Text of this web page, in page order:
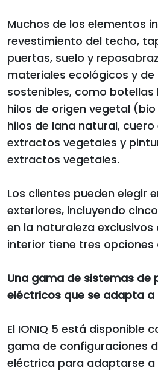
Muchos de los elementos
revestimiento del techo,
puertas, suelo y
materiales ecológicos y de
sostenibles, como botellas
hilos de origen vegetal (bio
hilos de lana natural,
extractos vegetales y
extractos vegetales.
Los clientes pueden elegir
exteriores, incluyendo
en la naturaleza exclusivos
interior tiene tres opciones
Una gama de sistemas de
eléctricos que se adapta
El IONIQ 5 está disponible
gama de configuraciones
eléctrica para adaptarse a